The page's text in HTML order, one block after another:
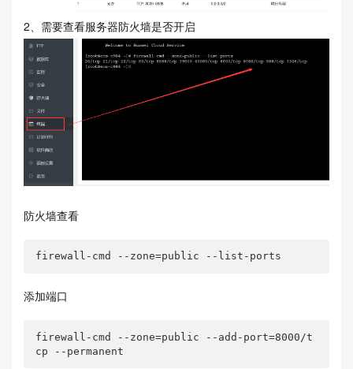
2、需要查看服务器防火墙是否开启
防火墙查看
firewall-cmd --zone=public --list-ports
添加端口
firewall-cmd --zone=public --add-port=8000/t
cp --permanent